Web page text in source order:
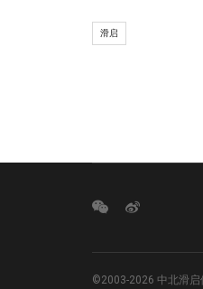
滑启
©2003-2026 中北滑启